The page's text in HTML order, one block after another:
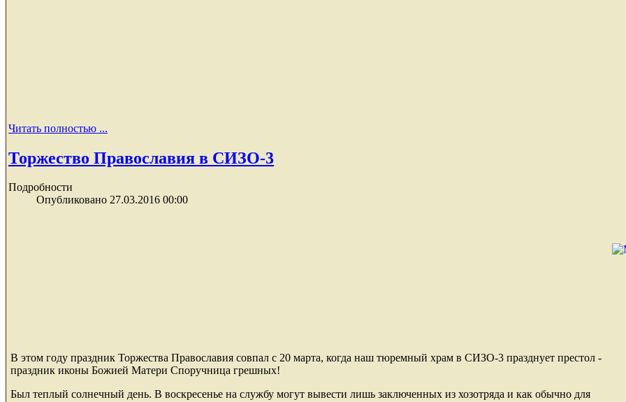
Читать полностью ...
Торжество Православия в СИЗО-3
Подробности
Опубликовано 27.03.2016 00:00
В этом году праздник Торжества Православия совпал с 20 марта, когда наш тюремный храм в СИЗО-3 празднует престол -
праздник иконы Божией Матери Споручница грешных!
Был теплый солнечный день. В воскресенье на службу могут вывести лишь заключенных из хозотряда и как обычно для